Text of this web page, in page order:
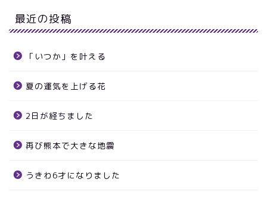
最近の投稿
「いつか」を叶える
夏の運気を上げる花
2日が経ちました
再び熊本で大きな地震
うきわ6才になりました